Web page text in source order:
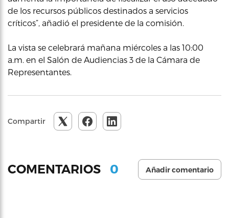
de los recursos públicos destinados a servicios
críticos”, añadió el presidente de la comisión.
La vista se celebrará mañana miércoles a las 10:00
a.m. en el Salón de Audiencias 3 de la Cámara de
Representantes.
Compartir
COMENTARIOS 0 Añadir comentario